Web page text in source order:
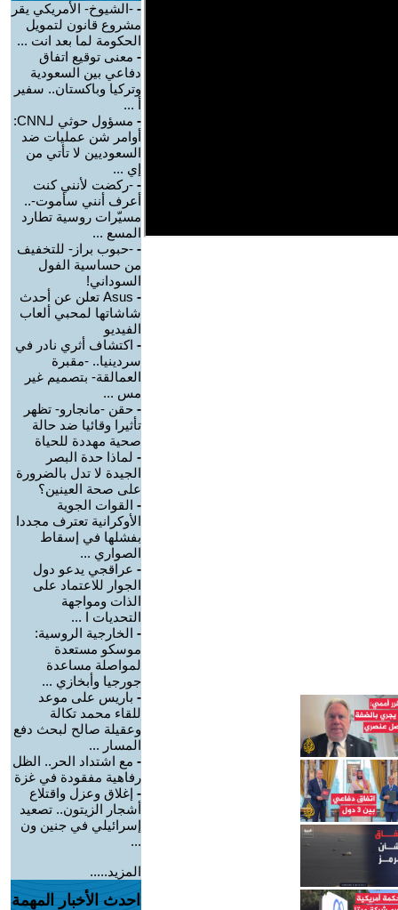
- -الشيوخ- الأمريكي يقر
مشروع قانون لتمويل
الحكومة لما بعد انت ...
- معنى توقيع اتفاق
دفاعي بين السعودية
وتركيا وباكستان.. سفير
أ ...
-
مسؤول حوثي لـCNN:
أوامر شن عمليات ضد
السعوديين لا تأتي من
إي ...
- -ركضت لأنني كنت
أعرف أنني سأموت-..
مسيّرات روسية تطارد
المسع ...
- -حبوب براز- للتخفيف
من حساسية الفول
السوداني!
-
Asus تعلن عن أحدث
شاشاتها لمحبي ألعاب
الفيديو
- اكتشاف أثري نادر في
سردينيا.. -مقبرة
العمالقة- بتصميم غير
مس ...
- حقن -مانجارو- تظهر
تأثيرا وقائيا ضد حالة
صحية مهددة للحياة
- لماذا حدة البصر
الجيدة لا تدل بالضرورة
على صحة العينين؟
- القوات الجوية
الأوكرانية تعترف مجددا
بفشلها في إسقاط
الصواري ...
- عراقجي يدعو دول
الجوار للاعتماد على
الذات ومواجهة
التحديات ا ...
- الخارجية الروسية:
موسكو مستعدة
لمواصلة مساعدة
جورجيا وأبخازي ...
- باريس على موعد
للقاء محمد تكالة
وعقيلة صالح لبحث دفع
المسار ...
- مع اشتداد الحر.. الظل
رفاهية مفقودة في غزة
- إغلاق وعزل واقتلاع
أشجار الزيتون.. تصعيد
إسرائيلي في جنين ون
...
المزيد.....
احدث الأخبار المهمة